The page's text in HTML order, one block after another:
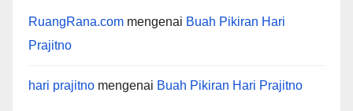
RuangRana.com mengenai Buah Pikiran Hari
Prajitno
hari prajitno mengenai Buah Pikiran Hari Prajitno